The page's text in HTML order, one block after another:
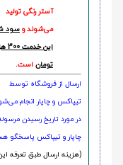
آستر رنگی تولید
می‌شوند و سود
این
تومان است.
ارسال از فروشگاه توسط
تیپاکس و چاپار انجام
در مورد تاریخ رسیدن
چاپار و تیپاکس پاسخگو
(هزینه ارسال طبق تعرفه